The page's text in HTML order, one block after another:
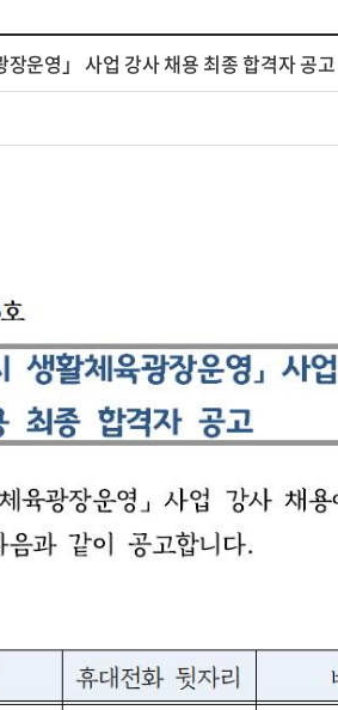
운영」 사업 강사 채용 최종 합격자 공고